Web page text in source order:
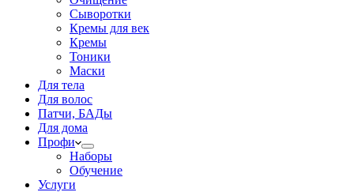
Сыворотки
Кремы для век
Кремы
Тоники
Маски
Для тела
Для волос
Патчи, БАДы
Для дома
Профи
Наборы
Обучение
Услуги